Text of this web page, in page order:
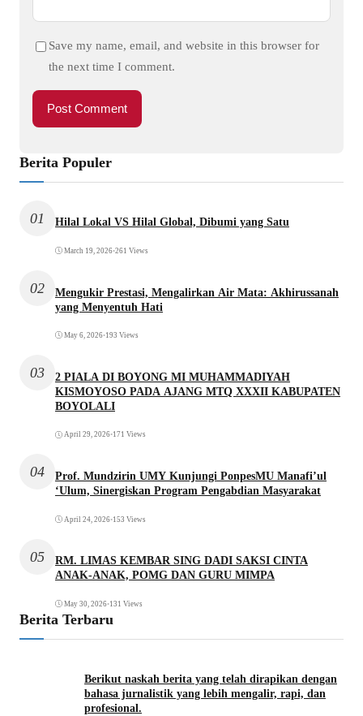
Save my name, email, and website in this browser for
the next time I comment.
Berita Populer
01 Hilal Lokal VS Hilal Global, Dibumi yang Satu
March 19, 2026•261 Views
02
Mengukir Prestasi, Mengalirkan Air Mata: Akhirussanah
yang Menyentuh Hati
May 6, 2026•193 Views
03
2 PIALA DI BOYONG MI MUHAMMADIYAH
KISMOYOSO PADA AJANG MTQ XXXII KABUPATEN
BOYOLALI
April 29, 2026•171 Views
04
Prof. Mundzirin UMY Kunjungi PonpesMU Manafi’ul
‘Ulum, Sinergiskan Program Pengabdian Masyarakat
April 24, 2026•153 Views
05
RM. LIMAS KEMBAR SING DADI SAKSI CINTA
ANAK-ANAK, POMG DAN GURU MIMPA
May 30, 2026•131 Views
Berita Terbaru
Berikut naskah berita yang telah dirapikan dengan
bahasa jurnalistik yang lebih mengalir, rapi, dan
profesional.